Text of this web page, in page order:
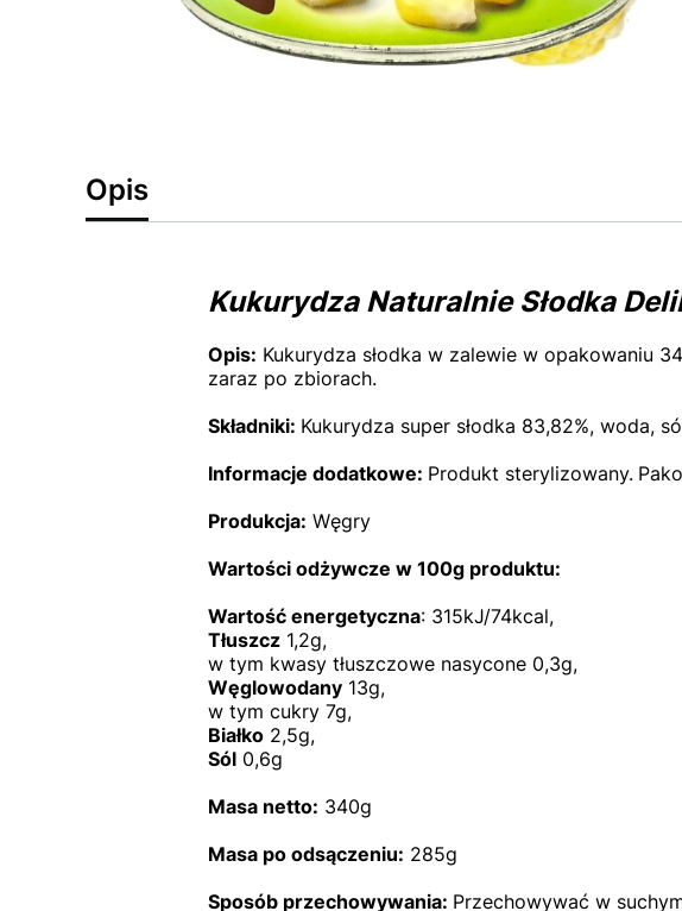
Opis
Kukurydza Naturalnie Słodka
Opis: Kukurydza słodka w zalewie w opakowaniu
zaraz po zbiorach.
Składniki: Kukurydza super słodka 83,82%, woda,
Informacje dodatkowe: Produkt sterylizowany.
Produkcja: Węgry
Wartości odżywcze w 100g produktu:
Wartość energetyczna: 315kJ/74kcal,
Tłuszcz1,2g,
w tym kwasy tłuszczowe nasycone 0,3g,
Węglowodany13g,
w tym cukry 7g,
Białko2,5g,
Sól0,6g
Masa netto: 340g
Masa po odsączeniu: 285g
Sposób przechowywania: Przechowywać w